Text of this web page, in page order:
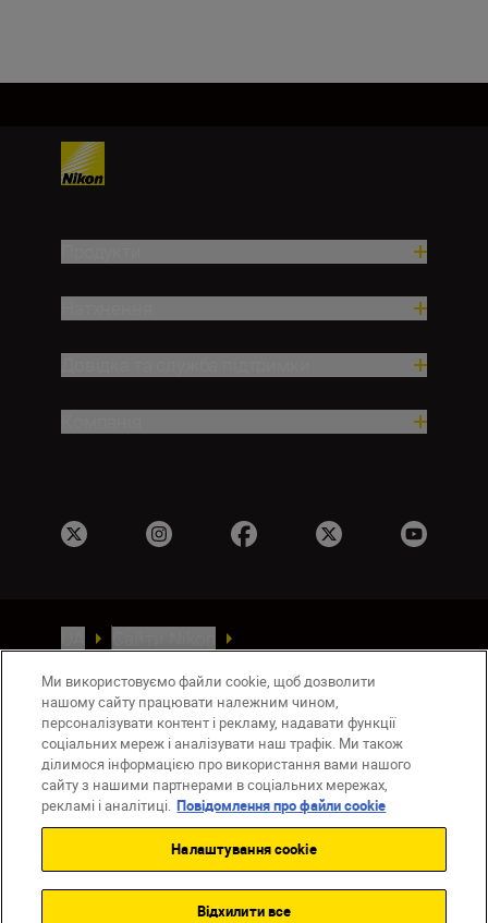
Умови використання
Повідомлення про файли cookie
Налаштування Cookie
© 2026 Nikon
Back to top
Ми використовуємо файли cookie, щоб дозволити
нашому сайту працювати належним чином,
персоналізувати контент і рекламу, надавати функції
соціальних мереж і аналізувати наш трафік. Ми також
ділимося інформацією про використання вами нашого
сайту з нашими партнерами в соціальних мережах,
рекламі і аналітиці. Повідомлення про файли cookie
Налаштування cookie
Відхилити все